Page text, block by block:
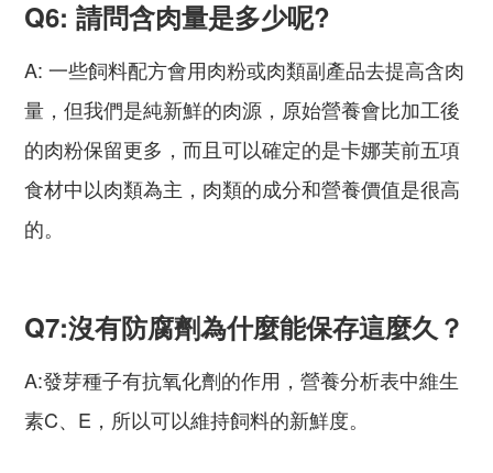
Q6: 請問含肉量是多少呢?
A: 一些飼料配方會用肉粉或肉類副產品去提高含肉
量，但我們是純新鮮的肉源，原始營養會比加工後
的肉粉保留更多，而且可以確定的是卡娜芙前五項
食材中以肉類為主，肉類的成分和營養價值是很高
的。
Q7:沒有防腐劑為什麼能保存這麼久？
A:發芽種子有抗氧化劑的作用，營養分析表中維生
素C、E，所以可以維持飼料的新鮮度。